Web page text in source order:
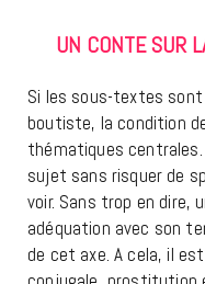
UN CONTE SUR
Si les sous-textes sont
boutiste, la condition
thématiques
sujet sans risquer de
voir. Sans trop en dire,
adéquation avec son
de cet axe. A cela, il